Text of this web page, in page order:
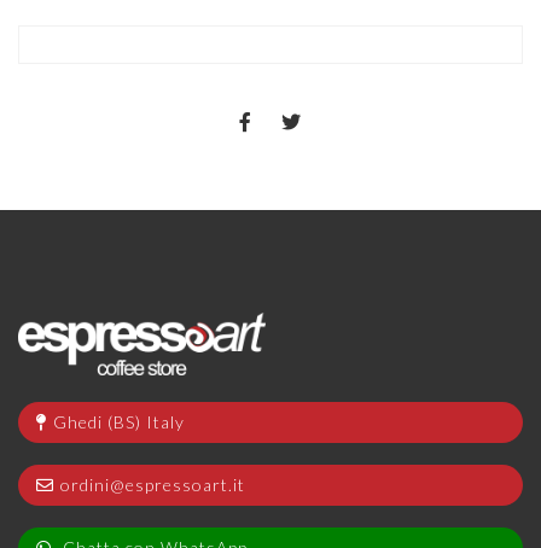
Ghedi (BS) Italy
ordini@espressoart.it